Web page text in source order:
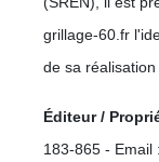
grillage-60.fr
de sa
Éditeur /
183-865 - Email